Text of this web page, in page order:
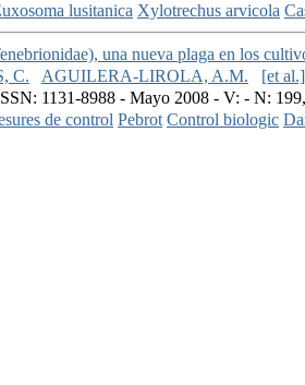
lusitanica Xylotrechus arvicola
una nueva plaga en los
C. AGUILERA-LIROLA, A.M.
[et al.]
1131-8988 - Mayo 2008 - V: - N:
de control Pebrot Control biologic